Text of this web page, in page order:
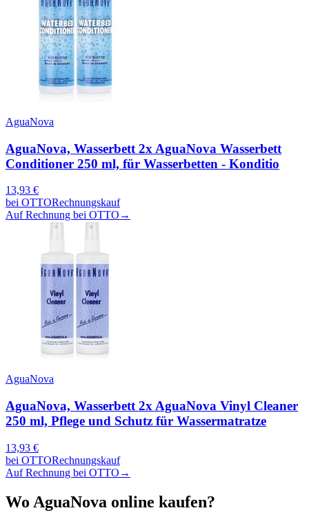
AguaNova
AguaNova, Wasserbett 2x AguaNova Wasserbett
Conditioner 250 ml, für Wasserbetten - Konditio
13,93 €
bei OTTORechnungskauf
Auf Rechnung bei OTTO →
AguaNova
AguaNova, Wasserbett 2x AguaNova Vinyl Cleaner
250 ml, Pflege und Schutz für Wassermatratze
13,93 €
bei OTTORechnungskauf
Auf Rechnung bei OTTO →
Wo AguaNova online kaufen?